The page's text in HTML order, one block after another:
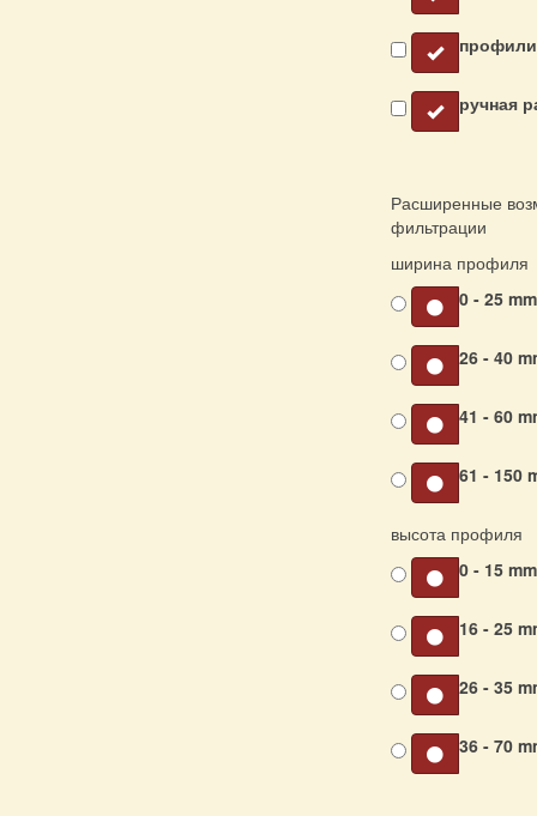
ручная
Расширенные
фильтрации
ширина профиля
0 - 25
26 - 40
41 - 60
61 - 150
высота профиля
0 - 15
16 - 25
26 - 35
36 - 70